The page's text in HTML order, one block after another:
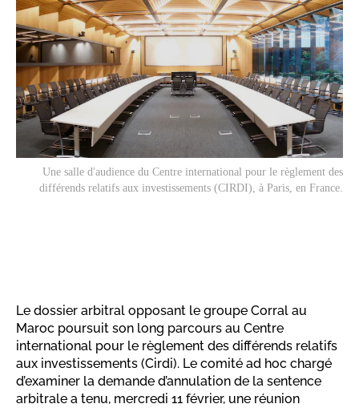
Une salle d'audience du Centre international pour le règlement des
différends relatifs aux investissements (CIRDI), à Paris, en France.
Le dossier arbitral opposant le groupe Corral au
Maroc poursuit son long parcours au Centre
international pour le règlement des différends relatifs
aux investissements (Cirdi). Le comité ad hoc chargé
d’examiner la demande d’annulation de la sentence
arbitrale a tenu, mercredi 11 février, une réunion